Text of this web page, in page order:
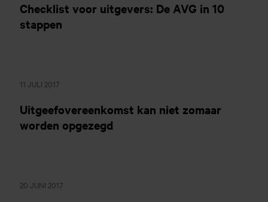
Checklist voor uitgevers: De AVG in 10
stappen
Uitgeefovereenkomst kan niet zomaar
worden opgezegd
11 JULI 2017
20 JUNI 2017